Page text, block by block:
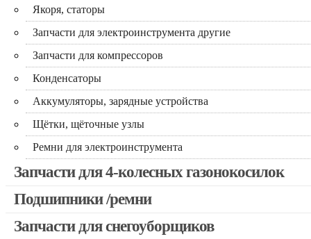
Якоря, статоры
Запчасти для электроинструмента другие
Запчасти для компрессоров
Конденсаторы
Аккумуляторы, зарядные устройства
Щётки, щёточные узлы
Ремни для электроинструмента
Запчасти для 4-колесных газонокосилок
Подшипники /ремни
Запчасти для снегоуборщиков